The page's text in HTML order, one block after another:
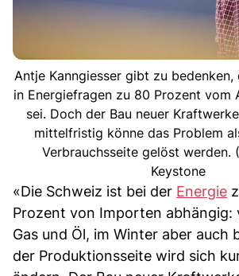
Antje Kanngiesser gibt zu bedenken,
in Energiefragen zu 80 Prozent vom
sei. Doch der Bau neuer
mittelfristig könne das Problem
Verbrauchsseite gelöst werden.
Keystone
«Die Schweiz ist bei der Energie
Prozent von Importen abhängig:
Gas und Öl, im Winter aber auch
der Produktionsseite wird sich